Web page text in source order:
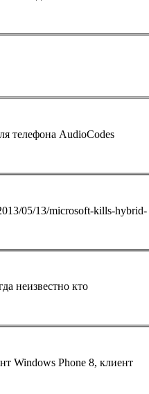
телефона AudioCodes
неизвестно кто
Windows Phone 8, клиент